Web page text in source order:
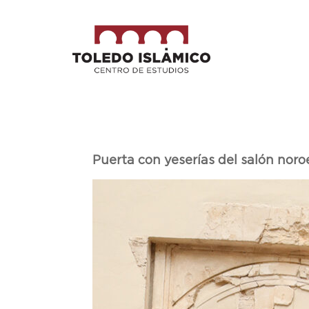
Puerta con yeserías del salón